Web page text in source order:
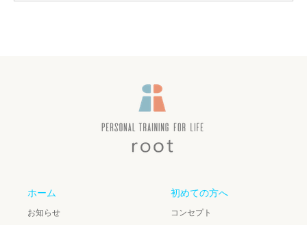
ホーム
お知らせ
初めての方へ
コンセプト